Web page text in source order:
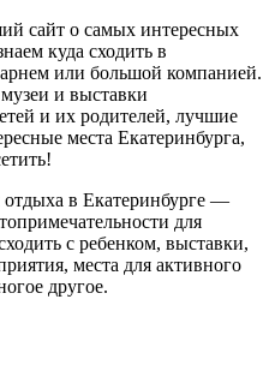
сайт о самых интересных
куда сходить в
или большой компанией.
и выставки
и их родителей, лучшие
места Екатеринбурга,
в Екатеринбурге —
для
с ребенком, выставки,
места для активного
другое.